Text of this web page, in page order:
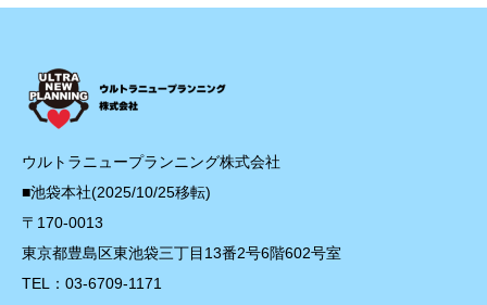
ウルトラニュープランニング株式会社
■池袋本社(2025/10/25移転)
〒170-0013
東京都豊島区東池袋三丁目13番2号6階602号室
TEL：03-6709-1171